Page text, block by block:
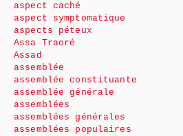
aspect caché
aspect symptomatique
aspects péteux
Assa Traoré
Assad
assemblée
assemblée constituante
assemblée générale
assemblées
assemblées générales
assemblées populaires